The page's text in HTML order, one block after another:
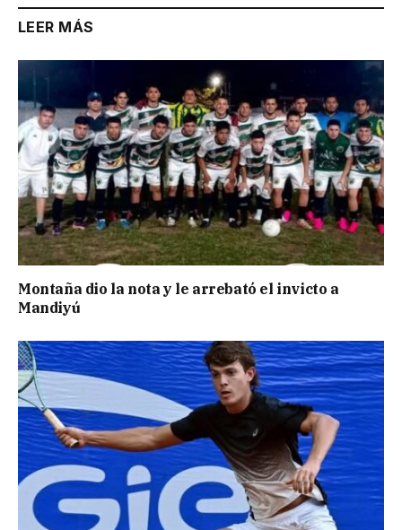
LEER MÁS
Montaña dio la nota y le arrebató el invicto a
Mandiyú